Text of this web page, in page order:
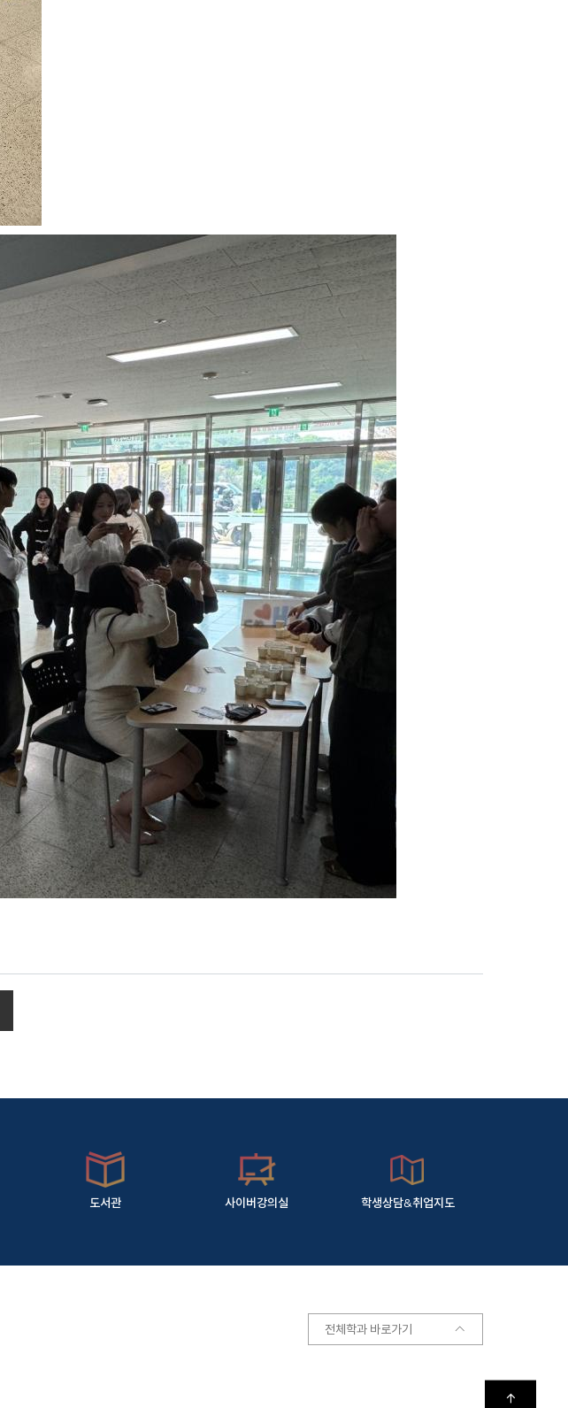
도서관 사이버강의실 학생상담&취업지도
전체학과 바로가기